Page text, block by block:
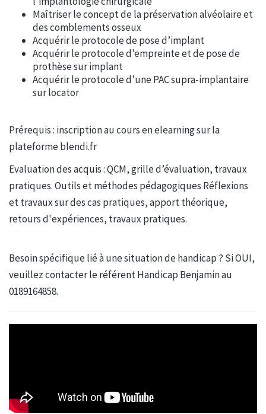
Maîtriser le concept de la préservation alvéolaire et
des comblements osseux
Acquérir le protocole de pose d’implant
Acquérir le protocole d’empreinte et de pose de
prothèse sur implant
Acquérir le protocole d’une PAC supra-implantaire
sur locator
Prérequis : inscription au cours en elearning sur la
plateforme blendi.fr
Evaluation des acquis : QCM, grille d’évaluation, travaux
pratiques. Outils et méthodes pédagogiques Réflexions
et travaux sur des cas pratiques, apport théorique,
retours d'expériences, travaux pratiques.
Besoin spécifique lié à une situation de handicap ? Si OUI,
veuillez contacter le référent Handicap Benjamin au
0189164858.